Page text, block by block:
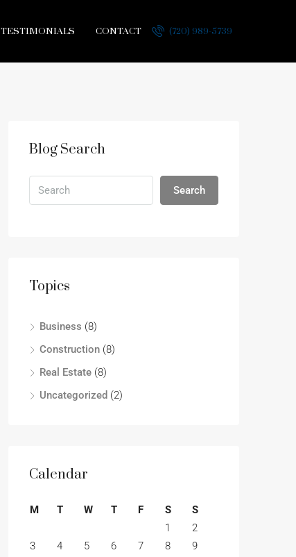
TESTIMONIALS CONTACT (720) 989-5739
Blog Search
Search
Topics
Business (8)
Construction (8)
Real Estate (8)
Uncategorized (2)
Calendar
M T W T F S
S
1
2
3
4 5 6 7 8
9